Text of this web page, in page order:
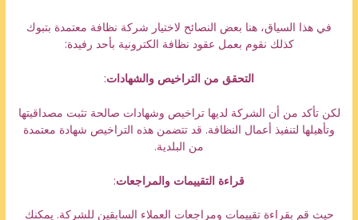
في هذا السياق، هنا بعض النصائح لاختيار شركة نظافة معتمدة بتبوك
كذلك نقوم بعمل عقود نظافة الكترونية بأحد رفيدة:
التحقق من التراخيص والشهادات:
لكن تأكد من أن الشركة لديها تراخيص وشهادات صالحة تثبت مصداقيتها
وتأهيلها لتنفيذ أعمال النظافة. قد تتضمن هذه التراخيص شهادة معتمدة
من البلدية.
قراءة التقييمات والمراجعات:
حيث قم بقراءة تقييمات ومراجعات العملاء السابقين للشركة. يمكنك